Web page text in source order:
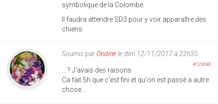
symbolique de la Colombe.
Il faudra attendre SD3 pour y voir apparaître des
chiens.
Soumis parOndinele dim 12/11/2017 à 22h35
#123048
... ? J'avais des raisons.
Ca fait 5h que c'est fini et qu'on est passé a autre
chose...